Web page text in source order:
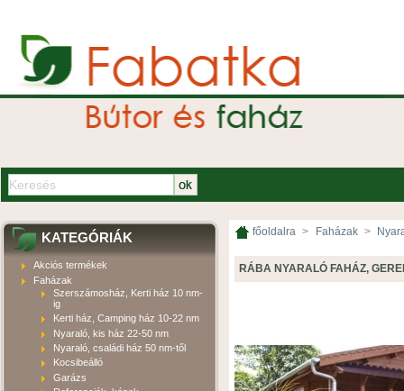
KATEGÓRIÁK
Akciós termékek
Faházak
Szerszámosház, Kerti ház 10 nm-
ig
Kerti ház, Camping ház 10-22 nm
Nyaraló, kis ház 22-50 nm
Nyaraló, családi ház 50 nm-től
Kocsibeálló
Garázs
főoldalra > Faházak >
RÁBA NYARALÓ FAHÁZ,